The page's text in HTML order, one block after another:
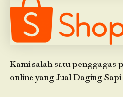
Kami salah satu penggagas
online yang Jual Daging